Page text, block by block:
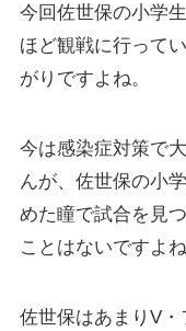
今回佐世保の小学
ほど観戦に行って
がりですよね。
今は感染症対策で
んが、佐世保の小
めた瞳で試合を見
ことはないですよね
佐世保はあまりV